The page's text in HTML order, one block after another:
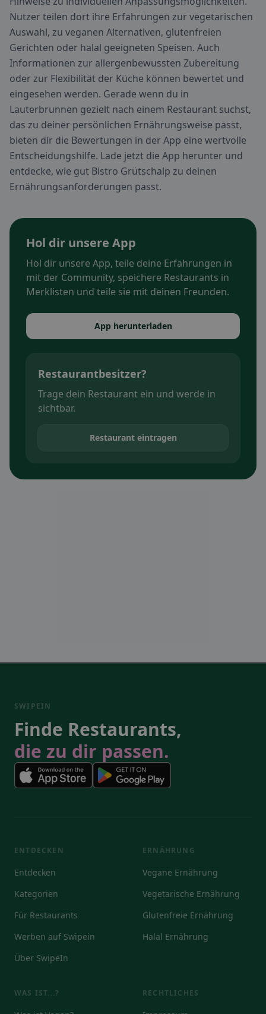
Nutzer teilen dort ihre Erfahrungen zur vegetarischen
Auswahl, zu veganen Alternativen, glutenfreien
Gerichten oder halal geeigneten Speisen. Auch
Informationen zur allergenbewussten Zubereitung
oder zur Flexibilität der Küche können bewertet und
eingesehen werden. Gerade wenn du in
Lauterbrunnen gezielt nach einem Restaurant suchst,
das zu deiner persönlichen Ernährungsweise passt,
bieten dir die Bewertungen in der App eine wertvolle
Entscheidungshilfe. Lade jetzt die App herunter und
entdecke, wie gut Bistro Grütschalp zu deinen
Ernährungsanforderungen passt.
Hol dir unsere App
Hol dir unsere App, teile deine Erfahrungen in
mit der Community, speichere Restaurants in
Merklisten und teile sie mit deinen Freunden.
App herunterladen
Restaurantbesitzer?
Trage dein Restaurant ein und werde in
sichtbar.
Restaurant eintragen
SWIPEIN
Finde Restaurants,
die zu dir passen.
ENTDECKEN
Entdecken
Kategorien
Für Restaurants
Werben auf Swipein
Über SwipeIn
ERNÄHRUNG
Vegane Ernährung
Vegetarische Ernährung
Glutenfreie Ernährung
Halal Ernährung
WAS IST...? RECHTLICHES